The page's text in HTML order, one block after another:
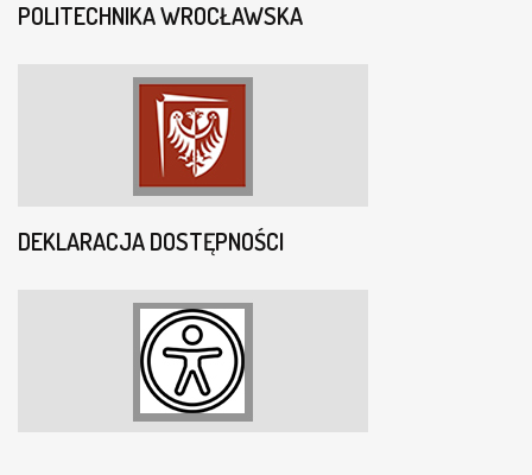
POLITECHNIKA WROCŁAWSKA
DEKLARACJA DOSTĘPNOŚCI